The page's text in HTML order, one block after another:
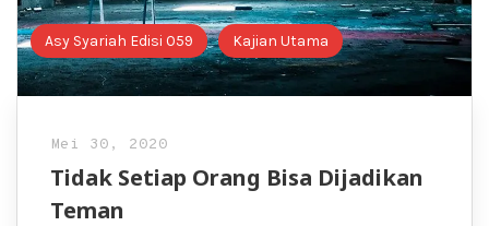
Asy Syariah Edisi 059 Kajian Utama
Mei 30, 2020
Tidak Setiap Orang Bisa Dijadikan
Teman